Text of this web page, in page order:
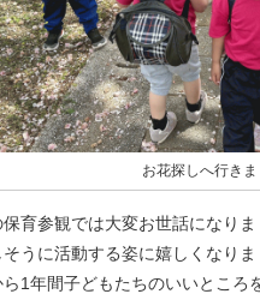
お花探しへ行き
育参観では大変お世話になり
そうに活動する姿に嬉しくなり
ら1年間子どもたちのいいところ